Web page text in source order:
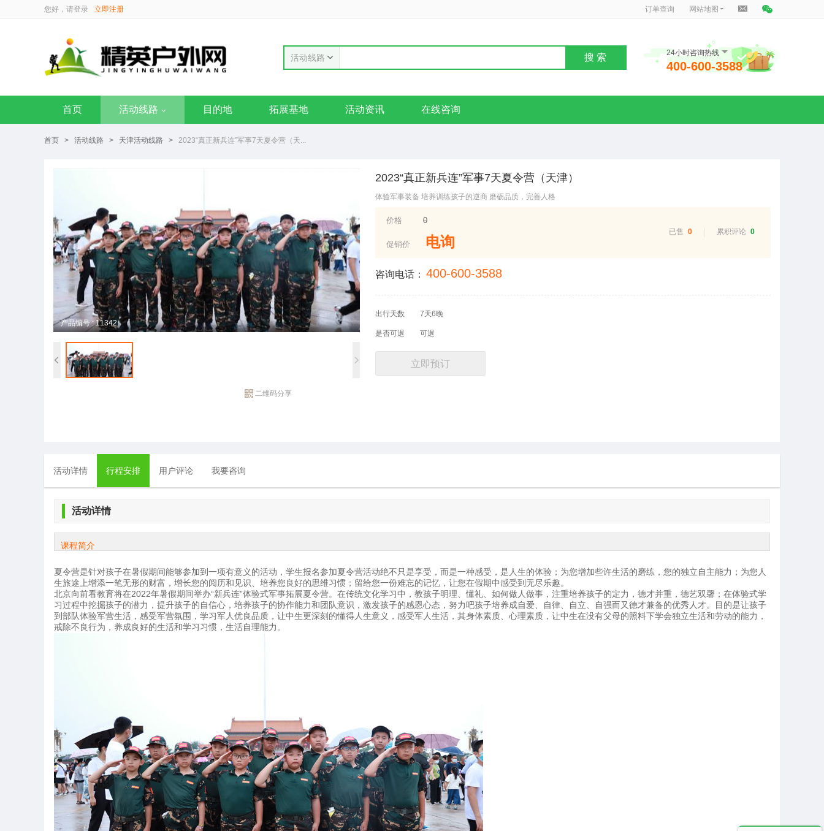
您好，请登录 立即注册 订单查询 网站地图
活动线路 搜 索 24小时咨询热线
400-600-3588
首页 活动线路 目的地 拓展基地 活动资讯 在线咨询
首页 > 活动线路 > 天津活动线路 > 2023“真正新兵连”军事7天夏令营（天...
产品编号 : 11342
二维码分享
2023“真正新兵连”军事7天夏令营（天津）
体验军事装备 培养训练孩子的逆商 磨砺品质，完善人格
价格 0
促销价 电询
已售 0 累积评论 0
咨询电话： 400-600-3588
出行天数 7天6晚
是否可退 可退
立即预订
活动详情 行程安排 用户评论 我要咨询
活动详情
课程简介
夏令营是针对孩子在暑假期间能够参加到一项有意义的活动，学生报名参加夏令营活动绝不只是享受，而是一种感受，是人生的体验；为您增加些许生活的磨练，您的独立自主能力；为您人
生旅途上增添一笔无形的财富，增长您的阅历和见识、培养您良好的思维习惯；留给您一份难忘的记忆，让您在假期中感受到无尽乐趣。
北京向前看教育将在2022年暑假期间举办“新兵连”体验式军事拓展夏令营。在传统文化学习中，教孩子明理、懂礼、如何做人做事，注重培养孩子的定力，德才并重，德艺双馨；在体验式学
习过程中挖掘孩子的潜力，提升孩子的自信心，培养孩子的协作能力和团队意识，激发孩子的感恩心态，努力吧孩子培养成自爱、自律、自立、自强而又德才兼备的优秀人才。目的是让孩子
到部队体验军营生活，感受军营氛围，学习军人优良品质，让中生更深刻的懂得人生意义，感受军人生活，其身体素质、心理素质，让中生在没有父母的照料下学会独立生活和劳动的能力，
戒除不良行为，养成良好的生活和学习习惯，生活自理能力。